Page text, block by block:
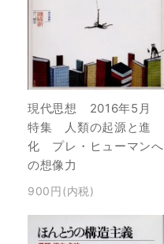
現代思想 2016年5月
特集 人類の起源と進
化 プレ・ヒューマンへ
の想像力
900円(内税)